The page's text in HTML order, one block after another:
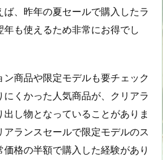
、昨年の夏セールで購入したラ
も使えるため非常にお得でし
商品や限定モデルも要チェック
くかった人気商品が、クリアラ
し物となっていることがありま
ランスセールで限定モデルのス
格の半額で購入した経験があり